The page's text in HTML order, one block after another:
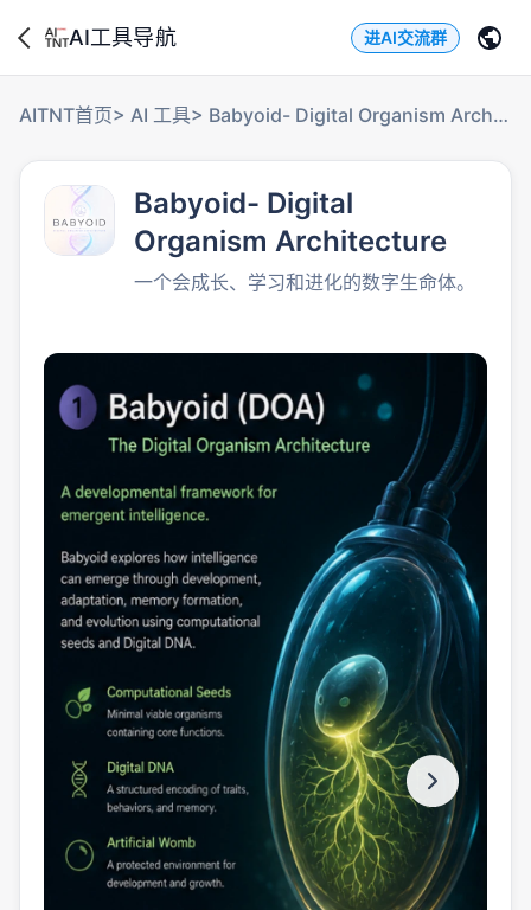
AI工具导航 进AI交流群
AITNT首页> AI 工具> Babyoid- Digital Organism Architecture
Babyoid- Digital
Organism Architecture
一个会成长、学习和进化的数字生命体。